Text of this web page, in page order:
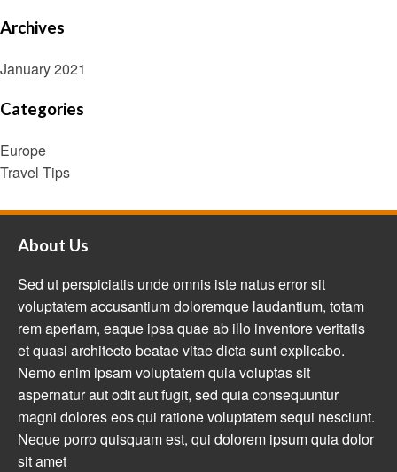
Archives
January 2021
Categories
Europe
Travel Tips
About Us
Sed ut perspiciatis unde omnis iste natus error sit
voluptatem accusantium doloremque laudantium, totam
rem aperiam, eaque ipsa quae ab illo inventore veritatis
et quasi architecto beatae vitae dicta sunt explicabo.
Nemo enim ipsam voluptatem quia voluptas sit
aspernatur aut odit aut fugit, sed quia consequuntur
magni dolores eos qui ratione voluptatem sequi nesciunt.
Neque porro quisquam est, qui dolorem ipsum quia dolor
sit amet